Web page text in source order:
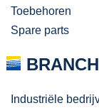
Toebehoren
Spare parts
Industriële